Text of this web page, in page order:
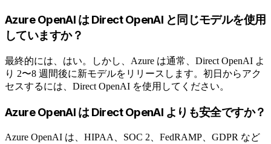
Azure OpenAI は Direct OpenAI と同じモデルを使用
していますか？
最終的には、はい。しかし、Azure は通常、Direct OpenAI よ
り 2〜8 週間後に新モデルをリリースします。初日からアク
セスするには、Direct OpenAI を使用してください。
Azure OpenAI は Direct OpenAI よりも安全ですか？
Azure OpenAI は、HIPAA、SOC 2、FedRAMP、GDPR など